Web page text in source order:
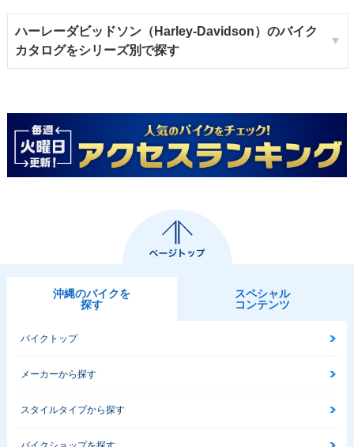
ハーレーダビッドソン（Harley-Davidson）のバイク
カタログをシリーズ別で探す
沖縄のバイクを
探す
スペシャル
コンテンツ
バイクトップ
メーカーから探す
スタイルタイプから探す